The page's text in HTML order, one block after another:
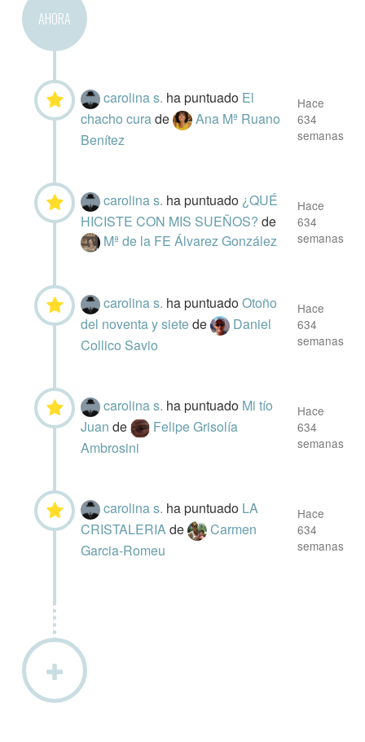
AHORA
carolina s. ha puntuado El
chacho curade
Ana Mª Ruano
Benítez
Hace
634
semanas
carolina s. ha puntuado ¿QUÉ
HICISTE CON MIS SUEÑOS?de
Mª de la FE Álvarez González
Hace
634
semanas
carolina s. ha puntuadoOtoño
del noventa y sietede
Daniel
Collico Savio
Hace
634
semanas
carolina s. ha puntuado Mi tío
Juande
Felipe Grisolía
Ambrosini
Hace
634
semanas
carolina s. ha puntuado LA
CRISTALERIAde
Carmen
Garcia-Romeu
Hace
634
semanas